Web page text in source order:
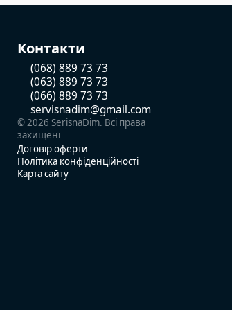
Контакти
(068) 889 73 73
(063) 889 73 73
(066) 889 73 73
servisnadim@gmail.com
© 2026 SerisnaDim. Всі права
захищені
Договір оферти
Політика конфіденційності
Карта сайту